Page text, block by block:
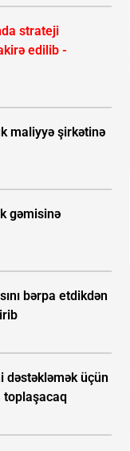
strateji
edilib -
maliyyə şirkətinə
gəmisinə
bərpa etdikdən
dəstəkləmək üçün
toplaşacaq